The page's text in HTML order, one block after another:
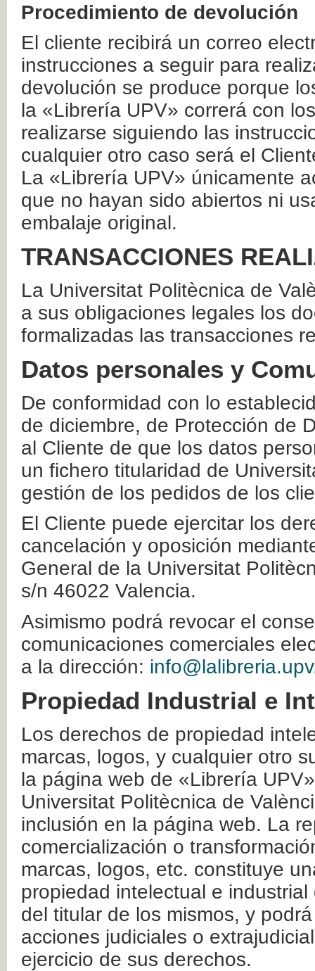
Procedimiento de devolución
El cliente recibirá un correo
instrucciones a seguir para
devolución se produce porque
la «Librería UPV» correrá con
realizarse siguiendo las
cualquier otro caso será el
La «Librería UPV» únicamente
que no hayan sido abiertos ni
embalaje original.
TRANSACCIONES
La Universitat Politècnica de
a sus obligaciones legales los
formalizadas las transacciones
Datos personales y
De conformidad con lo
de diciembre, de Protección de
al Cliente de que los datos
un fichero titularidad de
gestión de los pedidos de los
El Cliente puede ejercitar los
cancelación y oposición
General de la Universitat
s/n 46022 Valencia.
Asimismo podrá revocar el
comunicaciones comerciales
a la dirección:
Propiedad Industrial e
Los derechos de propiedad
marcas, logos, y cualquier otro
la página web de «Librería
Universitat Politècnica de
inclusión en la página web. La
comercialización o
marcas, logos, etc. constituye
propiedad intelectual e
del titular de los mismos, y
acciones judiciales o
ejercicio de sus derechos.